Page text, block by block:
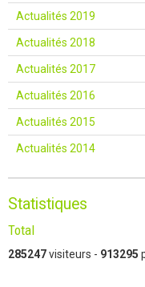
Actualités 2019
Actualités 2018
Actualités 2017
Actualités 2016
Actualités 2015
Actualités 2014
Statistiques
Total
285247visiteurs - 913295